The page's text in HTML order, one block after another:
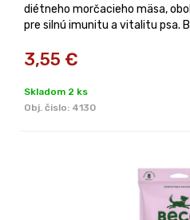
diétneho morčacieho mäsa,
pre silnú imunitu a vitalitu psa.
3,55 €
Skladom 2 ks
Obj. čislo: 4130